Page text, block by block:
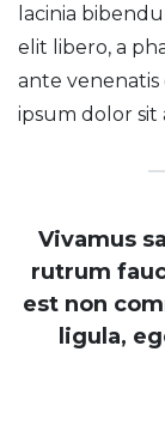
lacinia
elit libero, a
ante
ipsum dolor sit
Vivamus
rutrum
est non
ligula,